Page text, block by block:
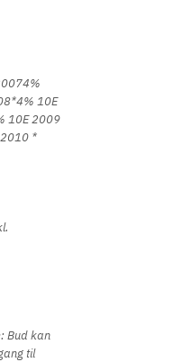
10E
10E 2009
*
Bud kan
til